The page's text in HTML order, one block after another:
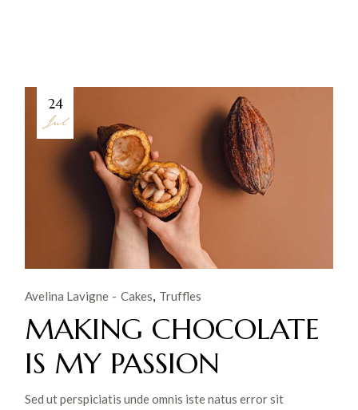
24
Jul
Avelina Lavigne Cakes Truffles
MAKING CHOCOLATE
IS MY PASSION
Sed ut perspiciatis unde omnis iste natus error sit